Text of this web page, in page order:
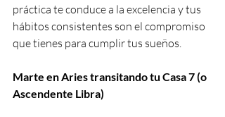
práctica te conduce a la excelencia y tus
hábitos consistentes son el compromiso
que tienes para cumplir tus sueños.
Marte en Aries transitando tu Casa 7 (o
Ascendente Libra)